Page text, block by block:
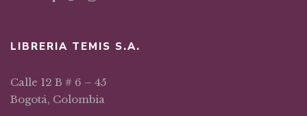
LIBRERIA TEMIS S.A.
Calle 12 B # 6 – 45
Bogotá, Colombia